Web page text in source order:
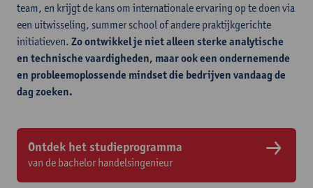
team, en krijgt de kans om internationale ervaring op te doen via
een uitwisseling, summer school of andere praktijkgerichte
initiatieven. Zo ontwikkel je niet alleen sterke analytische
en technische vaardigheden, maar ook een ondernemende
en probleemoplossende mindset die bedrijven vandaag de
dag zoeken.
Ontdek het studieprogramma
van de bachelor handelsingenieur